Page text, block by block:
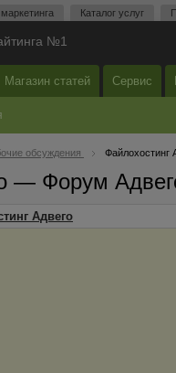
Каталог услуг
№1
Магазин статей Сервис
обсуждения Файлохостинг
— Форум
Адвего